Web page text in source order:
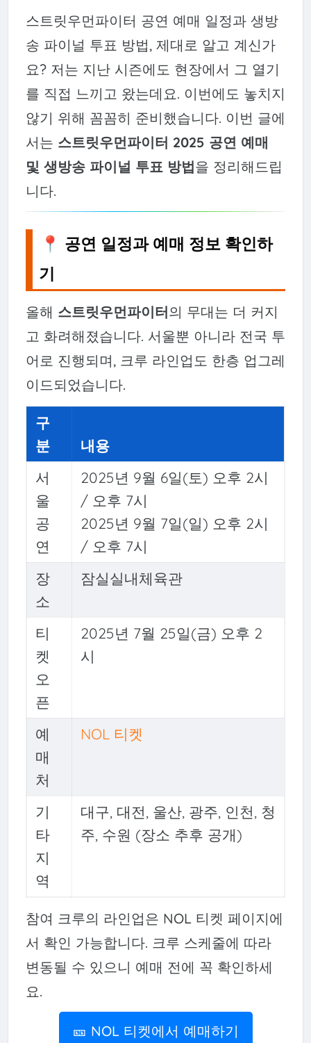
스트릿우먼파이터 공연 예매 일정과 생방
송 파이널 투표 방법, 제대로 알고 계신가
요? 저는 지난 시즌에도 현장에서 그 열기
를 직접 느끼고 왔는데요. 이번에도 놓치지
않기 위해 꼼꼼히 준비했습니다. 이번 글에
서는 스트릿우먼파이터 2025 공연 예매
및 생방송 파이널 투표 방법을 정리해드립
니다.
📍 공연 일정과 예매 정보 확인하
기
올해 스트릿우먼파이터의 무대는 더 커지
고 화려해졌습니다. 서울뿐 아니라 전국 투
어로 진행되며, 크루 라인업도 한층 업그레
이드되었습니다.
구
분
내용
서
울
공
연
2025년 9월 6일(토) 오후 2시
/ 오후 7시
2025년 9월 7일(일) 오후 2시
/ 오후 7시
장
소
잠실실내체육관
티
켓
오
픈
2025년 7월 25일(금) 오후 2
시
예
매
처
NOL 티켓
기
타
지
역
대구, 대전, 울산, 광주, 인천, 청
주, 수원 (장소 추후 공개)
참여 크루의 라인업은 NOL 티켓 페이지에
서 확인 가능합니다. 크루 스케줄에 따라
변동될 수 있으니 예매 전에 꼭 확인하세
요.
🎫 NOL 티켓에서 예매하기